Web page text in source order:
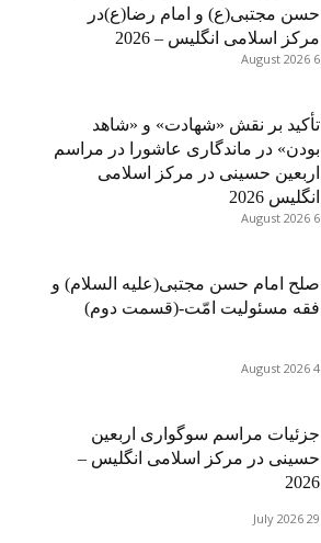
حسن مجتبی(ع) و امام رضا(ع)در
مرکز اسلامی انگلیس – 2026
6 August 2026
تأکید بر نقش «شهادت» و «شاهد
بودن» در ماندگاری عاشورا در مراسم
اربعین حسینی در مرکز اسلامی
انگلیس 2026
6 August 2026
صلح امام حسن مجتبی(علیه السلام) و
فقه مسئولیت امّت-(قسمت دوم)
4 August 2026
جزئیات مراسم سوگواری اربعین
حسینی در مرکز اسلامی انگلیس –
2026
29 July 2026